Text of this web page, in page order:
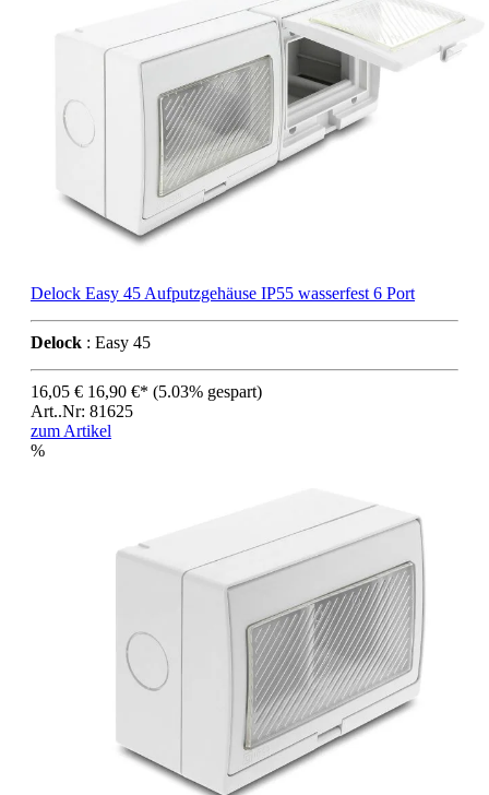
Delock Easy 45 Aufputzgehäuse IP55 wasserfest 6 Port
Delock : Easy 45
16,05 € 16,90 €* (5.03% gespart)
Art..Nr: 81625
zum Artikel
%